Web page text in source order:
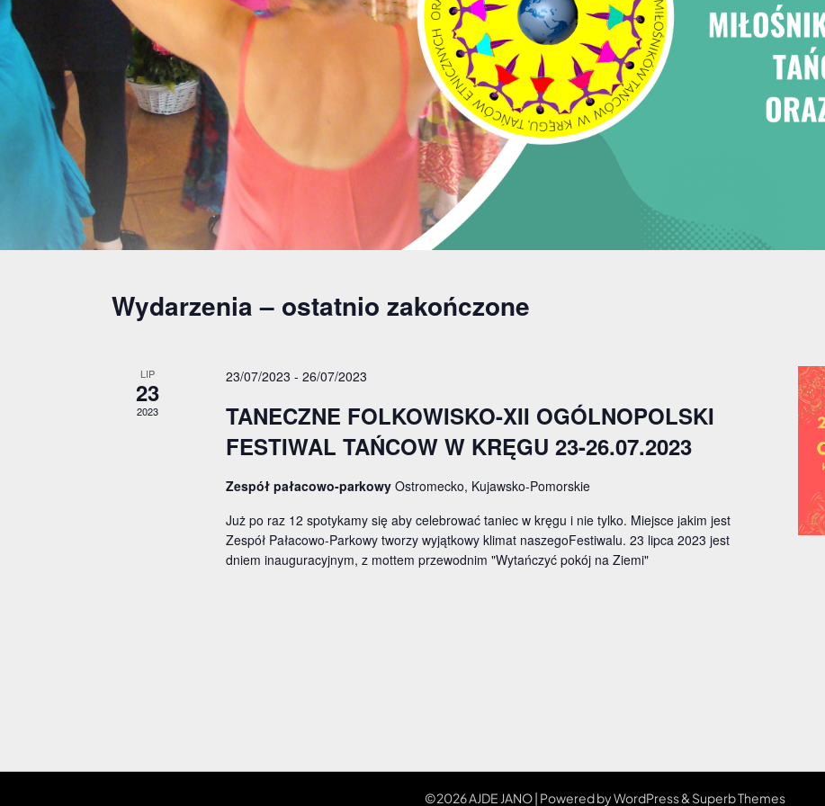
Wydarzenia – ostatnio zakończone
LIP
23
2023
23/07/2023 -26/07/2023
TANECZNE FOLKOWISKO-XII OGÓLNOPOLSKI
FESTIWAL TAŃCOW W KRĘGU 23-26.07.2023
Zespół pałacowo-parkowyOstromecko, Kujawsko-Pomorskie
Już po raz 12 spotykamy się aby celebrować taniec w kręgu i nie tylko. Miejsce jakim jest
Zespół Pałacowo-Parkowy tworzy wyjątkowy klimat naszegoFestiwalu. 23 lipca 2023 jest
dniem inauguracyjnym, z mottem przewodnim "Wytańczyć pokój na Ziemi"
©2026 AJDE JANO| Powered byWordPress& Superb Themes